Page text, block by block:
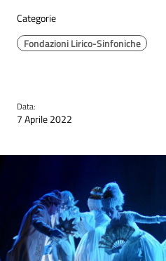
Categorie
Fondazioni Lirico-Sinfoniche
Data:
7 Aprile 2022